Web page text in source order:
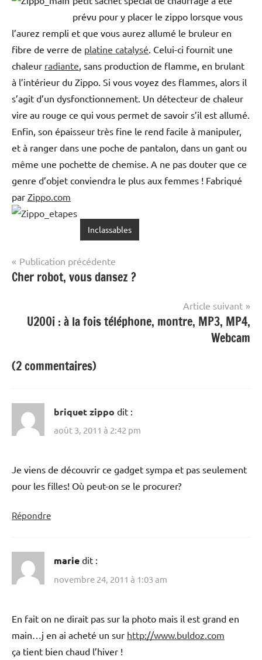
prévu pour y placer le zippo lorsque vous
l’aurez rempli et que vous aurez allumé le bruleur en
fibre de verre de platine catalysé . Celui-ci fournit une
chaleur radiante , sans production de flamme, en brulant
à l’intérieur du Zippo. Si vous voyez des flammes, alors il
s’agit d’un dysfonctionnement. Un détecteur de chaleur
vire au rouge ce qui vous permet de savoir s’il est allumé.
Enfin, son épaisseur très fine le rend facile à manipuler,
et à ranger dans une poche de pantalon, dans un gant ou
même une pochette de chemise. A ne pas douter que ce
genre d’objet conviendra le plus aux femmes ! Fabriqué
par Zippo.com
Inclassables
Navigation
de
Publication précédente
Cher robot, vous dansez ?
Article suivant
U200i : à la fois téléphone, montre, MP3, MP4,
Webcam
(2 commentaires)
briquet zippo dit :
août 3, 2011 à 2:42 pm
Je viens de découvrir ce gadget sympa et pas seulement
pour les filles! Où peut-on se le procurer?
Répondre
marie dit :
novembre 24, 2011 à 1:03 am
En fait on ne dirait pas sur la photo mais il est grand en
main…j en ai acheté un sur http://www.buldoz.com
ça tient bien chaud l’hiver !